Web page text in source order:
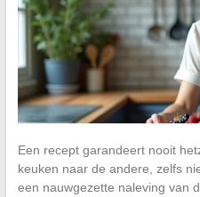
Een recept garandeert nooit
keuken naar de andere, zelfs
een nauwgezette naleving van